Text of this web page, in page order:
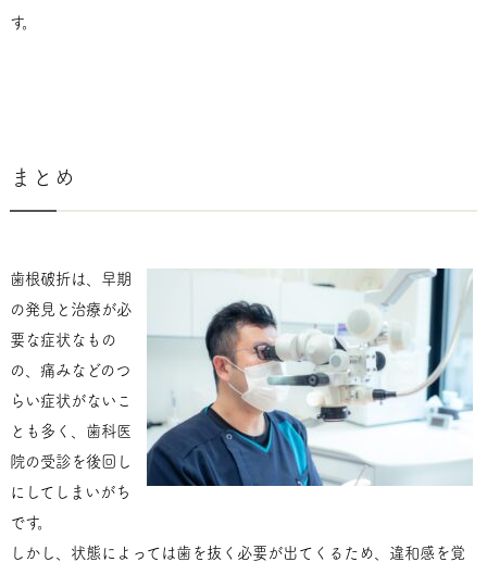
す。
まとめ
歯根破折は、早期
の発見と治療が必
要な症状なもの
の、痛みなどのつ
らい症状がないこ
とも多く、歯科医
院の受診を後回し
にしてしまいがち
です。
しかし、状態によっては歯を抜く必要が出てくるため、違和感を覚